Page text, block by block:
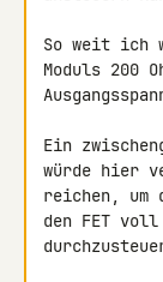
So weit ich
Moduls 200
Ein
würde hier
reichen, um
den FET voll